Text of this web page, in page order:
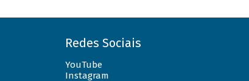
Redes Sociais
YouTube
Instagram